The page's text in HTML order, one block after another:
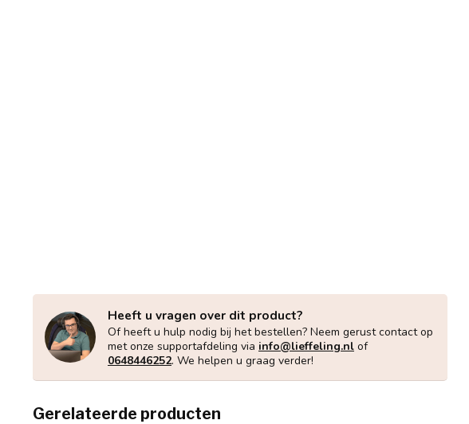
Heeft u vragen over dit product?
Of heeft u hulp nodig bij het bestellen? Neem gerust contact op
met onze supportafdeling via info@lieffeling.nl of
0648446252. We helpen u graag verder!
Gerelateerde producten